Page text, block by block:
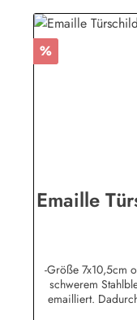
Rabatt
%
Emaille
-Größe 7x10,5cm
schwerem
emailliert.